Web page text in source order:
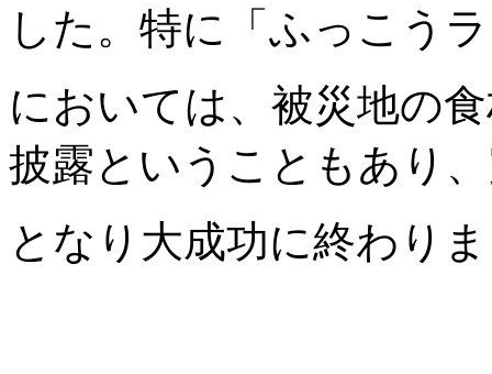
した。特に「ふっこう
においては、被災地の
披露ということもあり
となり大成功に終わり